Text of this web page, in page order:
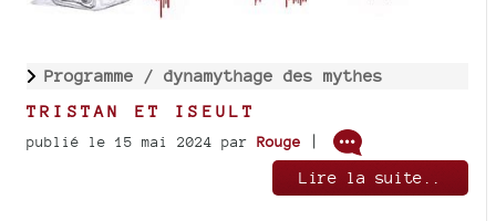
Programme / dynamythage des mythes
TRISTAN ET ISEULT
publié le 15 mai 2024 par Rouge
|
Lire la suite..